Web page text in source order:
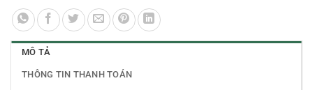
MÔ TẢ
THÔNG TIN THANH TOÁN